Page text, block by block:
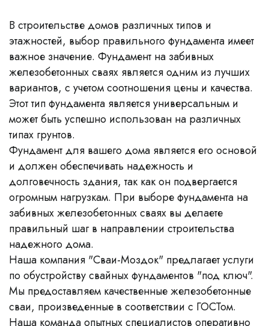
В строительстве домов различных типов и
этажностей, выбор правильного фундамента имеет
важное значение. Фундамент на забивных
железобетонных сваях является одним из лучших
вариантов, с учетом соотношения цены и качества.
Этот тип фундамента является универсальным и
может быть успешно использован на различных
типах грунтов.
Фундамент для вашего дома является его основой
и должен обеспечивать надежность и
долговечность здания, так как он подвергается
огромным нагрузкам. При выборе фундамента на
забивных железобетонных сваях вы делаете
правильный шаг в направлении строительства
надежного дома.
Наша компания "Сваи-Моздок" предлагает услуги
по обустройству свайных фундаментов "под ключ".
Мы предоставляем качественные железобетонные
сваи, произведенные в соответствии с ГОСТом.
Наша команда опытных специалистов оперативно